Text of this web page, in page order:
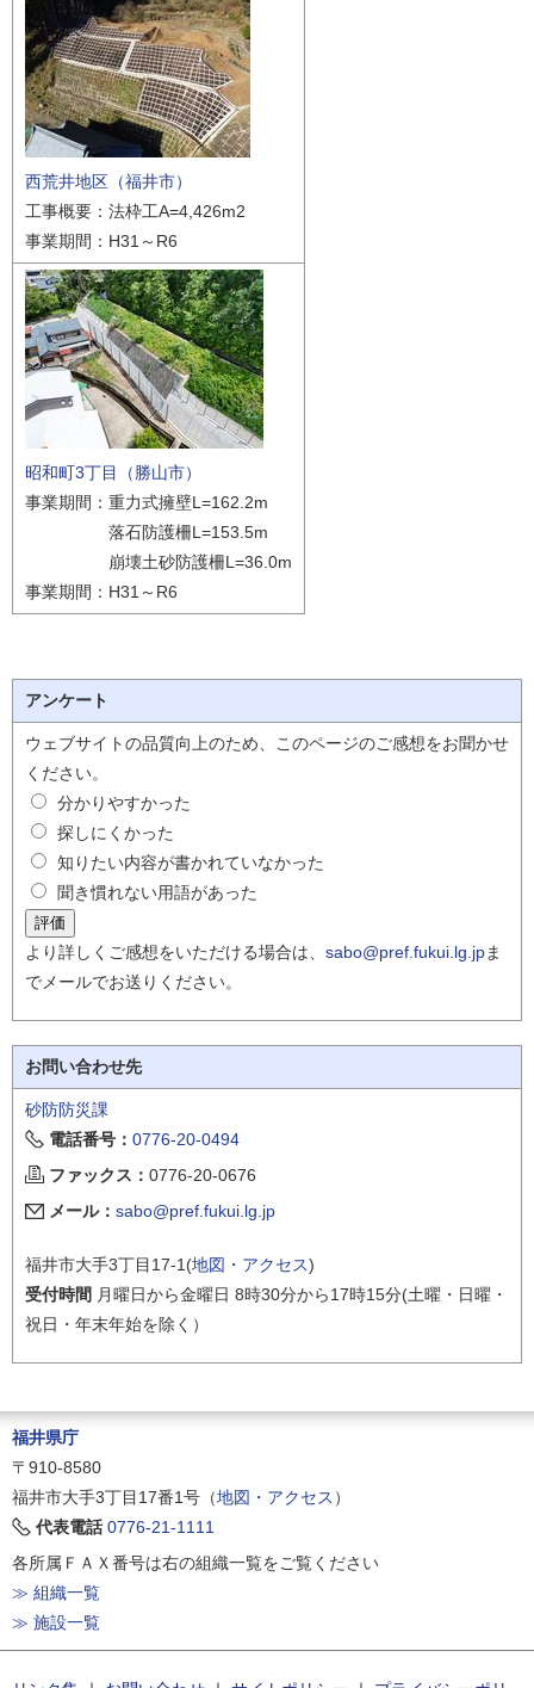
西荒井地区（福井市）
工事概要：法枠工A=4,426m2
事業期間：H31～R6
昭和町3丁目（勝山市）
事業期間：重力式擁壁L=162.2m
落石防護柵L=153.5m
崩壊土砂防護柵L=36.0m
事業期間：H31～R6
アンケート
ウェブサイトの品質向上のため、このページのご感想をお聞かせ
ください。
分かりやすかった
探しにくかった
知りたい内容が書かれていなかった
聞き慣れない用語があった
より詳しくご感想をいただける場合は、 sabo@pref.fukui.lg.jpま
でメールでお送りください。
お問い合わせ先
砂防防災課
電話番号： 0776-20-0494
ファックス： 0776-20-0676
メール： sabo@pref.fukui.lg.jp
福井市大手3丁目17-1(地図・アクセス)
受付時間 月曜日から金曜日 8時30分から17時15分(土曜・日曜・
祝日・年末年始を除く）
福井県庁
〒910-8580
福井市大手3丁目17番1号（地図・アクセス ）
代表電話 0776-21-1111
各所属ＦＡＸ番号は右の組織一覧をご覧ください
≫ 組織一覧
≫ 施設一覧